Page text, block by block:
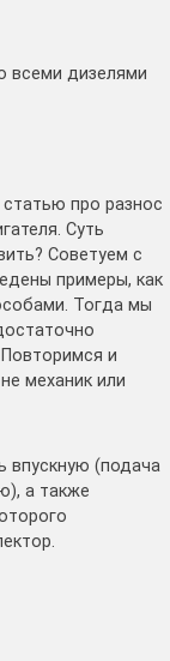
всеми дизелями
про разнос
Суть
Советуем с
примеры, как
Тогда мы
и
механик или
впускную (подача
а также